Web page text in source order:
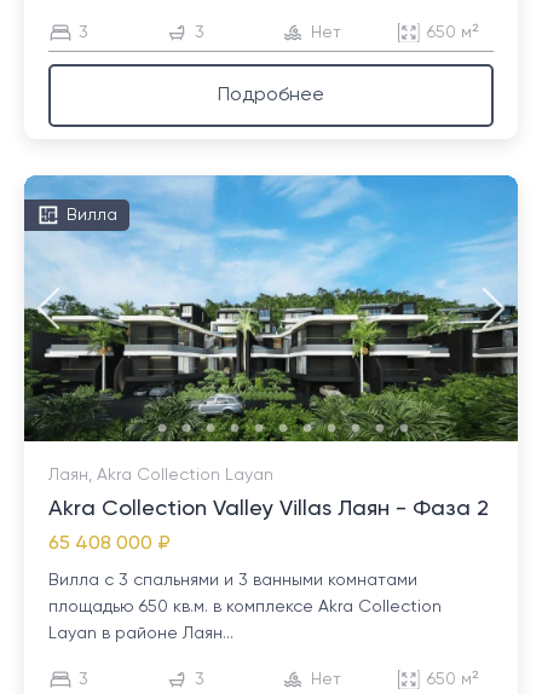
3 3 Нет 650 м²
Подробнее
Вилла
Лаян, Akra Collection Layan
Akra Collection Valley Villas Лаян - Фаза 2
65 408 000 ₽
Вилла с 3 спальнями и 3 ванными комнатами
площадью 650 кв.м. в комплексе Akra Collection
Layan в районе Лаян...
3 3 Нет 650 м²